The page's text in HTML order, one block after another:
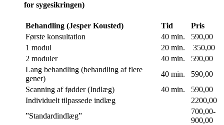
for sygesikringen)
Behandling (Jesper Kousted) Tid
Pris
Første konsultation
40 min.
590,00
1 modul
20 min.
350,00
2 moduler
40 min.
590,00
Lang behandling (behandling af flere
gener)
40 min.
590,00
Scanning af fødder (Indlæg)
40 min.
590,00
Individuelt tilpassede indlæg
2200,00
”Standardindlæg”
700,00-
900,00